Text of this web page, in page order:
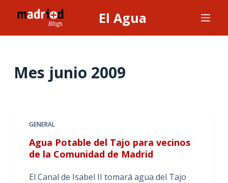
l
El Agua
Mes junio 2009
GENERAL
Agua Potable del Tajo para vecinos
de la Comunidad de Madrid
El Canal de Isabel II tomará agua del Tajo